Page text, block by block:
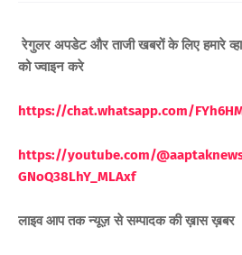
रेगुलर अपडेट और ताजी खबरों के लिए हमारे
को ज्वाइन करे
https://chat.whatsapp.com/
https://youtube.com/
GNoQ38LhY_MLAxf
लाइव आप तक न्यूज़ से सम्पादक की ख़ास ख़बर